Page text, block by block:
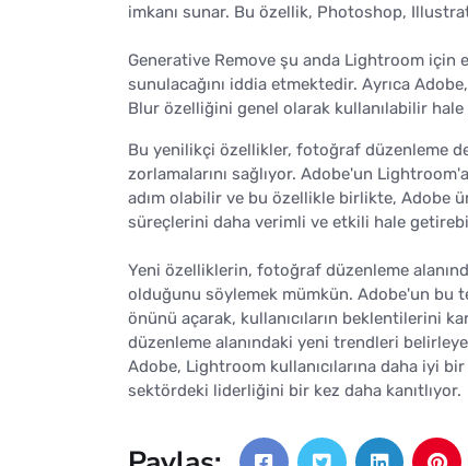
imkanı sunar. Bu özellik, Photoshop,
Generative Remove şu anda Lightroom
sunulacağını iddia etmektedir. Ayrıca
Blur özelliğini genel olarak kullanılabilir
Bu yenilikçi özellikler, fotoğraf düzenleme
zorlamalarını sağlıyor. Adobe'un
adım olabilir ve bu özellikle birlikte, Adobe
süreçlerini daha verimli ve etkili hale
Yeni özelliklerin, fotoğraf düzenleme
olduğunu söylemek mümkün. Adobe'un bu
önünü açarak, kullanıcıların beklentilerini
düzenleme alanındaki yeni trendleri
Adobe, Lightroom kullanıcılarına daha iyi
sektördeki liderliğini bir kez daha kanıtlıyor.